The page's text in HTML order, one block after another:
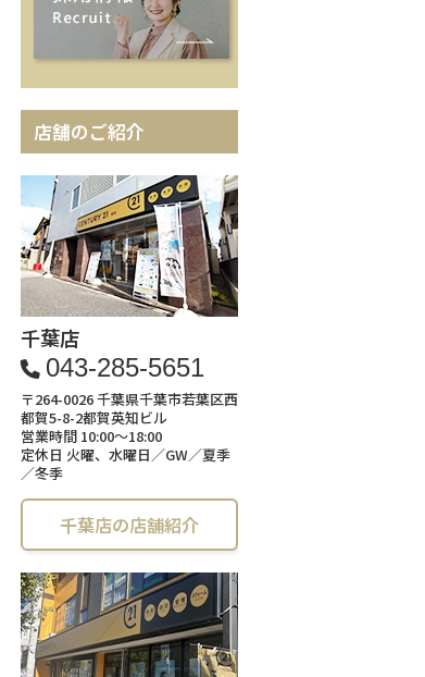
店舗のご紹介
千葉店
043-285-5651
〒264-0026 千葉県千葉市若葉区西
都賀5-8-2都賀英知ビル
営業時間 10:00～18:00
定休日 火曜、水曜日／GW／夏季
／冬季
千葉店の店舗紹介